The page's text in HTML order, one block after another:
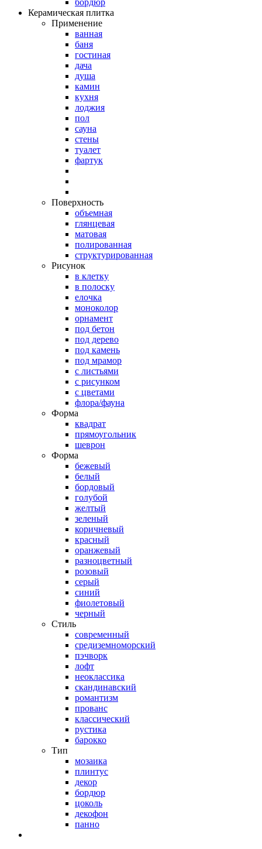
бордюр
Керамическая плитка
Применение
ванная
баня
гостиная
дача
душа
камин
кухня
лоджия
пол
сауна
стены
туалет
фартук
Поверхность
объемная
глянцевая
матовая
полированная
структурированная
Рисунок
в клетку
в полоску
елочка
моноколор
орнамент
под бетон
под дерево
под камень
под мрамор
с листьями
с рисунком
с цветами
флора/фауна
Форма
квадрат
прямоугольник
шеврон
Форма
бежевый
белый
бордовый
голубой
желтый
зеленый
коричневый
красный
оранжевый
разноцветный
розовый
серый
синий
фиолетовый
черный
Стиль
современный
средиземноморский
пэчворк
лофт
неоклассика
скандинавский
романтизм
прованс
классический
рустика
барокко
Тип
мозаика
плинтус
декор
бордюр
цоколь
декофон
панно